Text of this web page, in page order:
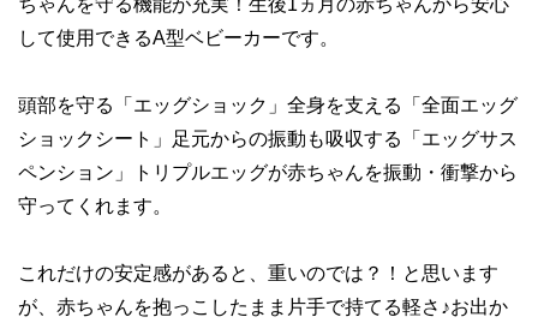
して使用できるA型ベビーカーです。
頭部を守る「エッグショック」全身を支える「全面エッグ
ショックシート」足元からの振動も吸収する「エッグサス
ペンション」トリプルエッグが赤ちゃんを振動・衝撃から
守ってくれます。
これだけの安定感があると、重いのでは？！と思います
が、赤ちゃんを抱っこしたまま片手で持てる軽さ♪お出か